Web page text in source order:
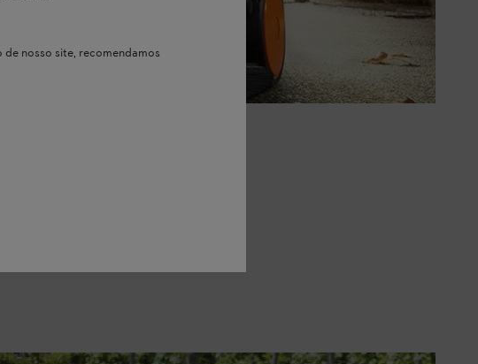
nosso site, recomendamos